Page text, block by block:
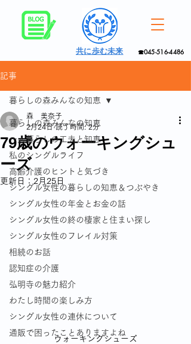
☎045-516-4486
共に歩む未来
記事
暮らしの森みんなの知恵
一人暮らしの工夫と知恵
私のシングルライフ
高齢介護のヒントと気づき
シングル女性の暮らしの知恵＆つぶやき
シングル女性の年金とお金の話
シングル女性の終の棲家と住まい探し
シングル女性のフレイル対策
相続のお話
認知症の介護
弘明寺の魅力紹介
わたし時間の楽しみ方
シングル女性の連休について
通販で困ったことありますよね
暮らしの森みんなの知恵
79歳のウォーキングシュ
ーズ
森 美奈子
2月24日 読了時間: 2分
更新日： 2月25日
ウォーキングシューズ